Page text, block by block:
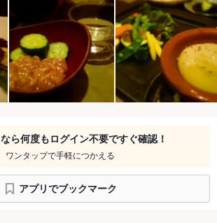
なら何度もログイン不要ですぐ確認！
ワンタップで手軽につかえる
アプリでブックマーク